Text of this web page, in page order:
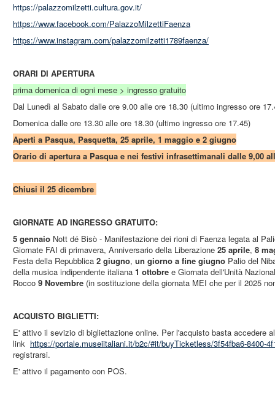
https://palazzomilzetti.cultura.gov.it/
https://www.facebook.com/PalazzoMilzettiFaenza
https://www.instagram.com/palazzomilzetti1789faenza/
ORARI DI APERTURA
prima domenica di ogni mese > ingresso gratuito
Dal Lunedì al Sabato dalle ore 9.00 alle ore 18.30 (ultimo ingresso ore
Domenica dalle ore 13.30 alle ore 18.30 (ultimo ingresso ore 17.45)
Aperti a Pasqua, Pasquetta, 25 aprile, 1 maggio e 2 giugno
Orario di apertura a Pasqua e nei festivi infrasettimanali dalle 9,00
Chiusi il 25 dicembre
GIORNATE AD INGRESSO GRATUITO:
5 gennaio Nott dé Bisò - Manifestazione dei rioni di Faenza legata al
Giornate FAI di primavera, Anniversario della Liberazione 25 aprile, 8
Festa della Repubblica 2 giugno, un giorno a fine giugno Palio del
della musica indipendente italiana 1 ottobre e Giornata dell'Unità
Rocco 9 Novembre (in sostituzione della giornata MEI che per il 2025
ACQUISTO BIGLIETTI:
E' attivo il sevizio di bigliettazione online. Per l'acquisto basta accedere
link https://portale.museiitaliani.it/b2c/#it/buyTicketless/3f54fba6-8400-
registrarsi.
E' attivo il pagamento con POS.